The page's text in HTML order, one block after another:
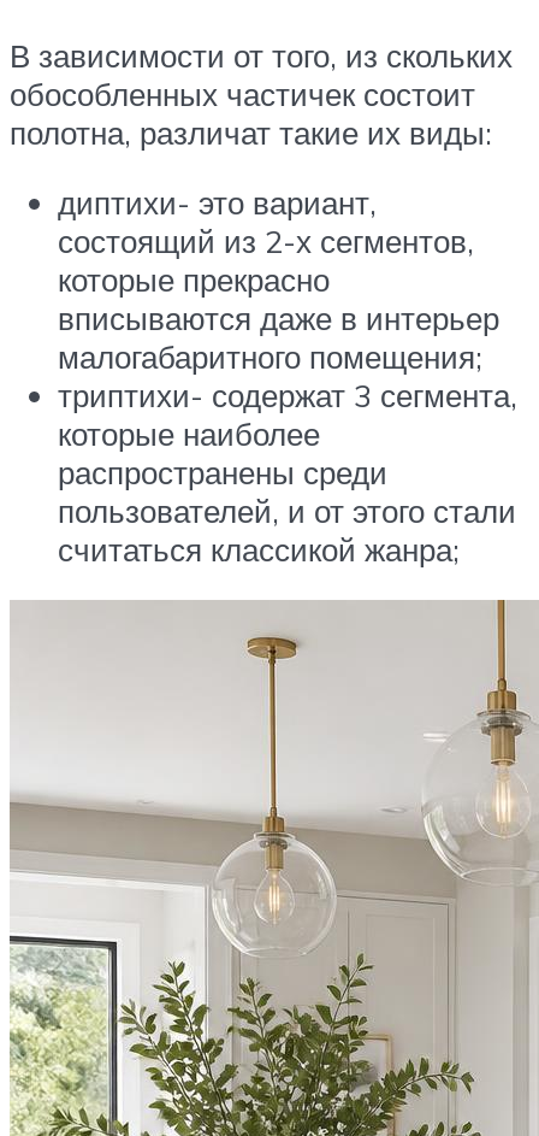
В зависимости от того, из скольких
обособленных частичек состоит
полотна, различат такие их виды:
диптихи- это вариант,
состоящий из 2-х сегментов,
которые прекрасно
вписываются даже в интерьер
малогабаритного помещения;
триптихи- содержат 3 сегмента,
которые наиболее
распространены среди
пользователей, и от этого стали
считаться классикой жанра;